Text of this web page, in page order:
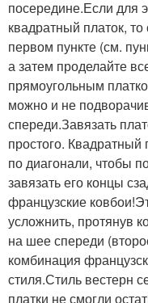
посередине.Если для
квадратный платок, то
первом пункте (см.
а затем проделайте
прямоугольным
можно и не
спереди.Завязать
простого.
по диагонали, чтобы
завязать его концы
французские
усложнить, протянув
на шее спереди
комбинация
стиля.Стиль вестерн
платки не смогли